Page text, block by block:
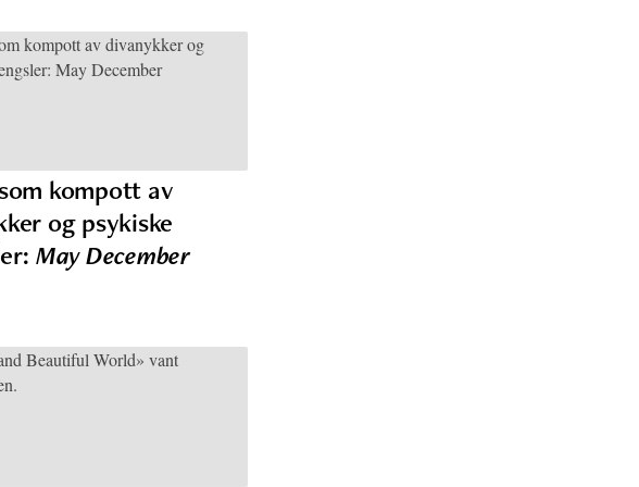
kompott av
og psykiske
May December